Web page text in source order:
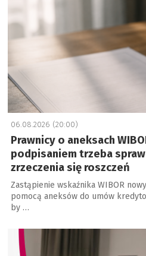
06.08.2026 (20:00)
Prawnicy o aneksach
podpisaniem trzeba
zrzeczenia się roszczeń
Zastąpienie wskaźnika WIBOR
pomocą aneksów do umów
by …